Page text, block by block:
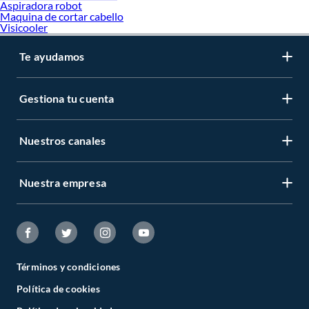
Aspiradora robot
Maquina de cortar cabello
Visicooler
Te ayudamos
Gestiona tu cuenta
Nuestros canales
Nuestra empresa
Términos y condiciones
Política de cookies